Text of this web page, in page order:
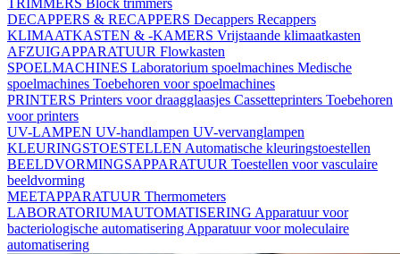
TRIMMERS Block trimmers
DECAPPERS & RECAPPERS Decappers Recappers
KLIMAATKASTEN & -KAMERS Vrijstaande klimaatkasten
AFZUIGAPPARATUUR Flowkasten
SPOELMACHINES Laboratorium spoelmachines Medische
spoelmachines Toebehoren voor spoelmachines
PRINTERS Printers voor draagglaasjes Cassetteprinters Toebehoren
voor printers
UV-LAMPEN UV-handlampen UV-vervanglampen
KLEURINGSTOESTELLEN Automatische kleuringstoestellen
BEELDVORMINGSAPPARATUUR Toestellen voor vasculaire
beeldvorming
MEETAPPARATUUR Thermometers
LABORATORIUMAUTOMATISERING Apparatuur voor
bacteriologische automatisering Apparatuur voor moleculaire
automatisering